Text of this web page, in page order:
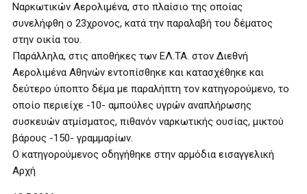
Ναρκωτικών Αερολιμένα, στο πλαίσιο της οποίας
συνελήφθη ο 23χρονος, κατά την παραλαβή του δέματος
στην οικία του.
Παράλληλα, στις αποθήκες των ΕΛ.ΤΑ. στον Διεθνή
Αερολιμένα Αθηνών εντοπίσθηκε και κατασχέθηκε και
δεύτερο ύποπτο δέμα με παραλήπτη τον κατηγορούμενο, το
οποίο περιείχε -10- αμπούλες υγρών αναπλήρωσης
συσκευών ατμίσματος, πιθανόν ναρκωτικής ουσίας, μικτού
βάρους -150- γραμμαρίων.
Ο κατηγορούμενος οδηγήθηκε στην αρμόδια εισαγγελική
Αρχή